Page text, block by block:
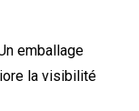
emballage
la visibilité